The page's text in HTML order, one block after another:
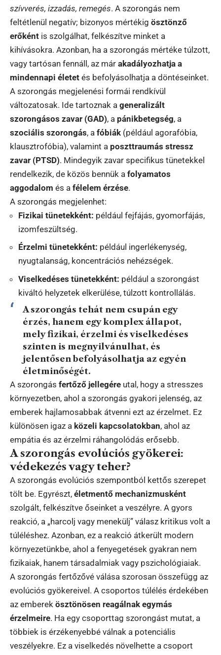
szívverés, izzadás, remegés. A szorongás nem
feltétlenül negatív; bizonyos mértékig ösztönző
erőként is szolgálhat, felkészítve minket a
kihívásokra. Azonban, ha a szorongás mértéke túlzott,
vagy tartósan fennáll, az már akadályozhatja a
mindennapi életet és befolyásolhatja a döntéseinket.
A szorongás megjelenési formái rendkívül
változatosak. Ide tartoznak a generalizált
szorongásos zavar (GAD), a pánikbetegség, a
szociális szorongás, a fóbiák (például agorafóbia,
klausztrofóbia), valamint a poszttraumás stressz
zavar (PTSD). Mindegyik zavar specifikus tünetekkel
rendelkezik, de közös bennük a folyamatos
aggodalom és a félelem érzése.
A szorongás megjelenhet:
Fizikai tünetekként: például fejfájás, gyomorfájás,
izomfeszültség.
Érzelmi tünetekként: például ingerlékenység,
nyugtalanság, koncentrációs nehézségek.
Viselkedéses tünetekként: például a szorongást
kiváltó helyzetek elkerülése, túlzott kontrollálás.
A szorongás tehát nem csupán egy
érzés, hanem egy komplex állapot,
mely fizikai, érzelmi és viselkedéses
szinten is megnyilvánulhat, és
jelentősen befolyásolhatja az egyén
életminőségét.
A szorongás fertőző jellegére utal, hogy a stresszes
környezetben, ahol a szorongás gyakori jelenség, az
emberek hajlamosabbak átvenni ezt az érzelmet. Ez
különösen igaz a közeli kapcsolatokban, ahol az
empátia és az érzelmi ráhangolódás erősebb.
A szorongás evolúciós gyökerei:
védekezés vagy teher?
A szorongás evolúciós szempontból kettős szerepet
tölt be. Egyrészt, életmentő mechanizmusként
szolgált, felkészítve őseinket a veszélyre. A gyors
reakció, a „harcolj vagy menekülj” válasz kritikus volt a
túléléshez. Azonban, ez a reakció átkerült modern
környezetünkbe, ahol a fenyegetések gyakran nem
fizikaiak, hanem társadalmiak vagy pszichológiaiak.
A szorongás fertőzővé válása szorosan összefügg az
evolúciós gyökereivel. A csoportos túlélés érdekében
az emberek ösztönösen reagálnak egymás
érzelmeire. Ha egy csoporttag szorongást mutat, a
többiek is érzékenyebbé válnak a potenciális
veszélyekre. Ez a viselkedés növelhette a csoport